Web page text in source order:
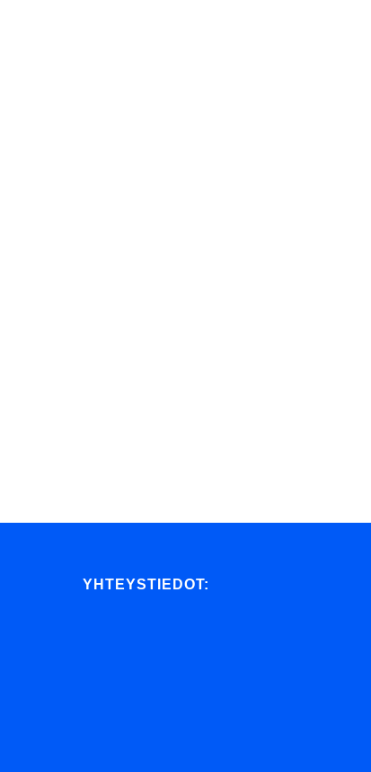
YHTEYSTIEDOT: